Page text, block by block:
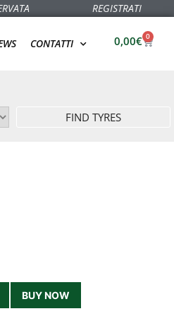
REGISTRATI
CONTATTI 0,00€ 0
FIND TYRES
BUY NOW